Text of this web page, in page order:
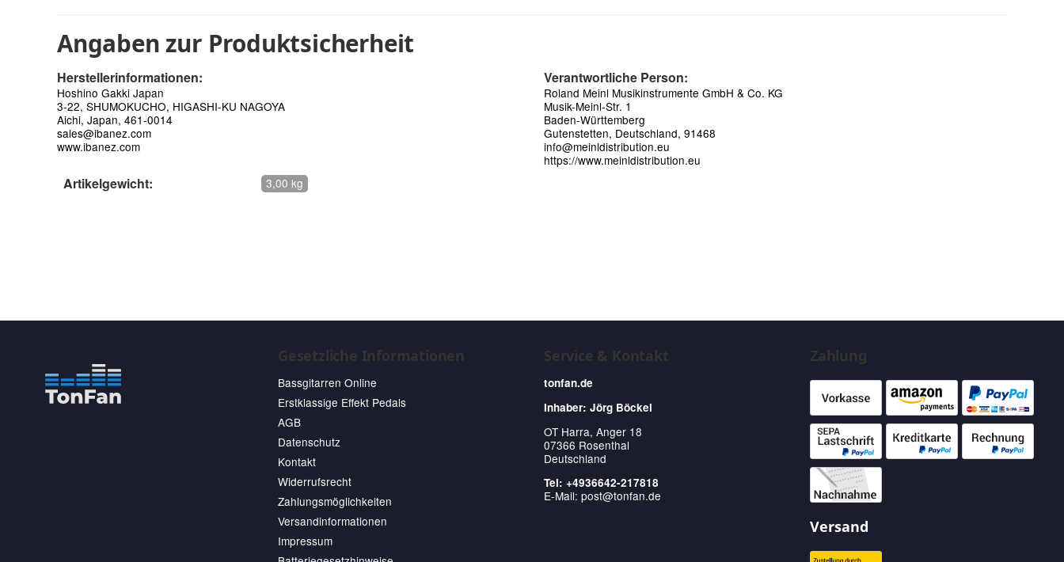
Angaben zur Produktsicherheit
Herstellerinformationen:
Hoshino Gakki Japan
3-22, SHUMOKUCHO, HIGASHI-KU NAGOYA
Aichi, Japan, 461-0014
sales@ibanez.com
www.ibanez.com
Verantwortliche Person:
Roland Meinl Musikinstrumente GmbH & Co. KG
Musik-Meinl-Str. 1
Baden-Württemberg
Gutenstetten, Deutschland, 91468
info@meinldistribution.eu
https://www.meinldistribution.eu
Artikelgewicht: 3,00 kg
Gesetzliche Informationen
Bassgitarren Online
Erstklassige Effekt Pedals
AGB
Datenschutz
Kontakt
Widerrufsrecht
Zahlungsmöglichkeiten
Versandinformationen
Impressum
Service & Kontakt
tonfan.de
Inhaber: Jörg Böckel
OT Harra, Anger 18
07366 Rosenthal
Deutschland
Tel: +4936642-217818
E-Mail: post@tonfan.de
Versand